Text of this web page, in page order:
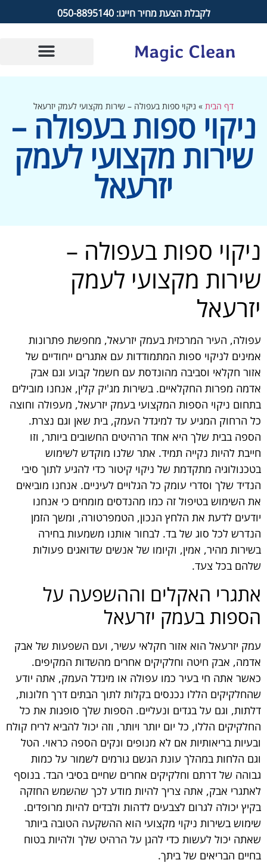
לקבלת הצעת מחיר חייגו: 050-8895140
דף הבית»ניקוי ספות בעפולה – שירות מקצועי לעמק יזרעאל
ניקוי ספות בעפולה –
שירות מקצועי לעמק
יזרעאל
ניקוי ספות בעפולה –
שירות מקצועי לעמק
יזרעאל
עפולה, העיר המרכזית בעמק יזרעאל, מחפשת פתרונות
אמינים לניקוי ספות המתמודדות עם אתגרים ייחודיים של
אזור חקלאי וסביבה מהונדסת עם חשמל קבוע וגם אבק
אדמה מפרות החקלאיים. בשירות מג'יק קלין, אנחנו מובילים
בתחום ניקוי הספות המקצועי בעמק יזרעאל, מעפולה וחוצה
כל הרחוק המגיע עד למיגדל העמק, בית שאן וגם נצרת.
הספה בבית שלך היא אחד הרהיטים החשובים ביותר, וזו
חייבת להיות נקייה תמיד. אתר שלנו מוקדש לשימוש
בטכנולוגיה מתקדמת של ניקוי קיטור כדי להגיע לתוך סיבי
הנדיד שלך וסדרי עומק כל הגלויים לעיניים. אנחנו מוביאים
את השימוש בטיפול זה כמו מהנדסים מומחים כי אנחנו
יודעים לדעת את הלחץ הנכון, הטמפרטורה, ומשך הזמן
הנדרש לכל סוג של בד. לבחור אותנו משמעות בחירה
בשירות מהיר, אמין, וקיומו של אנשים שדואגים פעולות
שלהם בכל צעד.
אתגרי האקלים וההשפעה על
הספות בעמק יזרעאל
עמק יזרעאל הוא אזור חקלאי עשיר, ועם השפעות של אבק
אדמה, אבק חיטה וחלקיקים אחרים מהשדות המקיפים.
כאשר אתה חי בעיר כמו עפולה או מיגדל העמק, אתה יודע
שהחלקיקים הללו נכנסים בקלות לתוך הבתים דרך חלונות,
דלתות, וגם על בגדים ונעליים. הספות שלך סופגות את כל
החלקיקים הללו, כל יום יותר ויותר, וזה יכול להביא לריח קולח
ובעיות בריאותיות אם לא מנופים ונקים הספה כראוי. הטל
וגם הלחות במהלך עונת הגשם גורמים לשמור על כמות
גבוהה של דרתם וחלקיקים אחרים שחיים בסיבי הבד. בנוסף
לאתגרי אבק, אתה צריך להיות מודע לכך שהשמש החזקה
בקיץ יכולה לגרום לצבעים לדהות ולבדים להיות מרופדים.
שימוש בשירות ניקוי מקצועי הוא ההשקעה הטובה ביותר
שאתה יכול לעשות כדי להגן על הרהיט שלך ולהיות בטוח
בחיים הבריאים של ביתך.